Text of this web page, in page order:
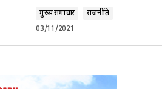
मुख्य समाचार
राजनीति
03/11/2021